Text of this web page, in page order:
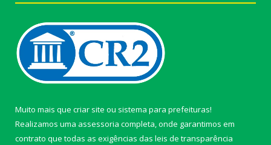
Muito mais que criar site ou sistema para prefeituras!
Realizamos uma assessoria completa, onde garantimos em
contrato que todas as exigências das leis de transparência